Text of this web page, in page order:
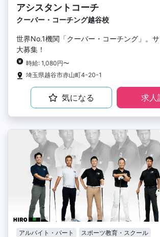
アシスタントコーチ
クーバー・コーチング越谷校
世界No.1機関「クーバー・コーチング」。
大募集！
時給: 1,080円〜
埼玉県越谷市赤山町4-20-1
気になる 求人
アルバイト・パート スポーツ教育・スクール